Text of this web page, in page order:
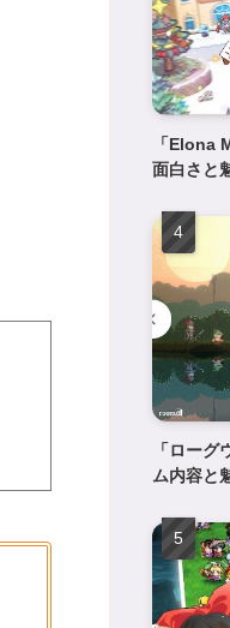
「Elona
面白さと
「ロー
ム内容と